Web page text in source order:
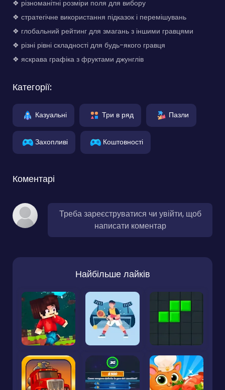
❖ різноманітні розміри поля для вибору
❖ стратегічне використання підказок і перемішувань
❖ глобальний рейтинг для змагань з іншими гравцями
❖ різні рівні складності для будь-якого гравця
❖ яскрава графіка з фруктами джунглів
Категорії:
Казуальні Три в ряд Пазли
Захопливі Коштовності
Коментарі
Треба зареєструватися чи увійти, щоб
написати коментар
Найбільше лайків